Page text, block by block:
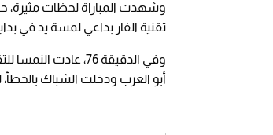
وشهدت المباراة لحظات مثيرة،
تقنية الفار بداعي لمسة يد في
وفي الدقيقة 76،
أبو العرب ودخلت الشباك بالخطأ،